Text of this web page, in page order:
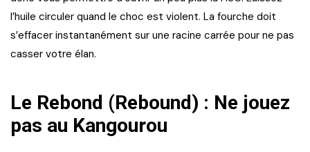
l’huile circuler quand le choc est violent. La fourche doit
s’effacer instantanément sur une racine carrée pour ne pas
casser votre élan.
Le Rebond (Rebound) : Ne jouez
pas au Kangourou